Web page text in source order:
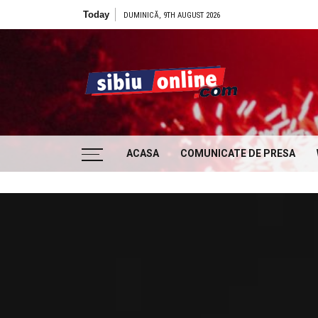
Today DUMINICĂ, 9TH AUGUST 2026
… locatii si evenimente din Sibiu!!!
ACASA COMUNICATE DE PRESA